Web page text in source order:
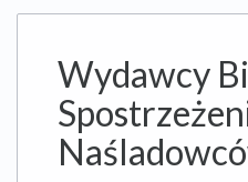
Wydawcy